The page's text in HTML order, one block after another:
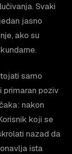
Svaki
jasno
ako su
samo
primaran poziv
nakon
koji se
nazad da
ista